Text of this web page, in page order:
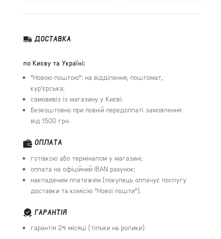
ДОСТАВКА
по Києву та Україні:
"Новою поштою": на відділення, поштомат,
кур'єрська;
самовивіз із магазину у Києві;
безкоштовно при повній передоплаті замовлення
від 1500 грн.
ОПЛАТА
готівкою або терміналом у магазині;
оплата на офіційний IBAN рахунок;
накладеним платежем (покупець оплачує послугу
доставки та комісію "Нової пошти").
ГАРАНТІЯ
гарантія 24 місяці (тільки на ролики).